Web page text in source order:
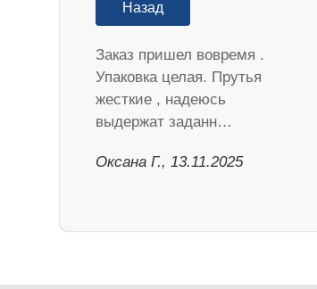
Назад
Заказ пришел вовремя .
Упаковка целая. Прутья
жесткие , надеюсь
выдержат заданн…
Оксана Г., 13.11.2025